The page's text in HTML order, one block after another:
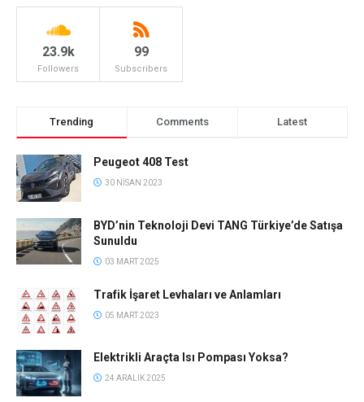
23.9k
Followers
99
Subscribers
Trending Comments Latest
Peugeot 408 Test
30 NISAN 2023
BYD’nin Teknoloji Devi TANG Türkiye’de Satışa
Sunuldu
03 MART 2025
Trafik İşaret Levhaları ve Anlamları
05 MART 2023
Elektrikli Araçta Isı Pompası Yoksa?
24 ARALIK 2025